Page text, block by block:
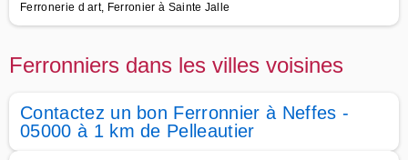
Ferronerie d art, Ferronier à Sainte Jalle
Ferronniers dans les villes voisines
Contactez un bon Ferronnier à Neffes -
05000 à 1 km de Pelleautier